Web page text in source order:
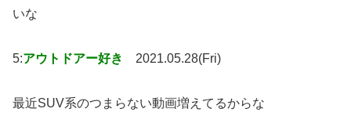
いな
5:アウトドアー好き 2021.05.28(Fri)
最近SUV系のつまらない動画増えてるからな